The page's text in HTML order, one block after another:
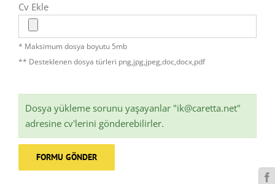
Cv Ekle
* Maksimum dosya boyutu 5mb
** Desteklenen dosya türleri png,jpg,jpeg,doc,docx,pdf
Dosya yükleme sorunu yaşayanlar "ik@caretta.net"
adresine cv'lerini gönderebilirler.